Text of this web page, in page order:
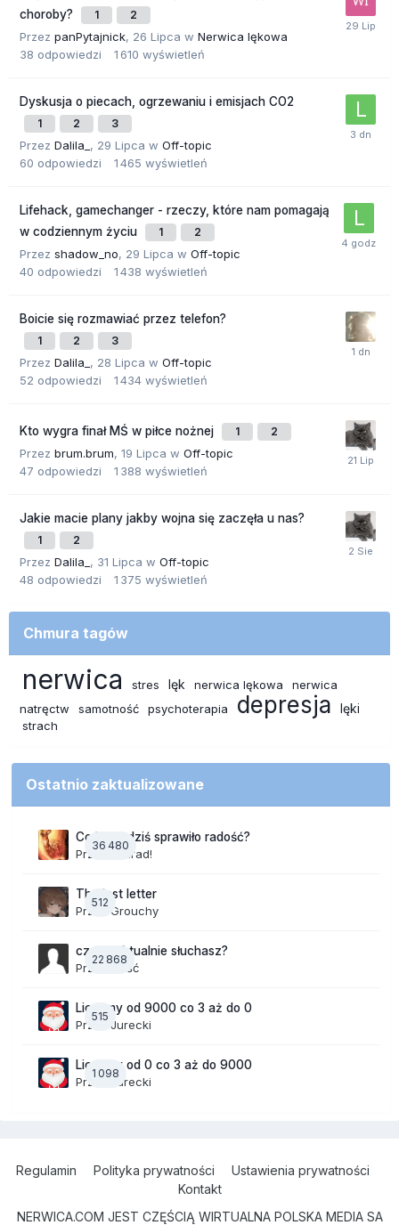
choroby?
1 2
Przez panPytajnick, 26 Lipca w Nerwica lękowa
38 odpowiedzi 1 610 wyświetleń
Dyskusja o piecach, ogrzewaniu i emisjach CO2
1 2 3
Przez Dalila_ , 29 Lipca w Off-topic
60 odpowiedzi 1 465 wyświetleń
Lifehack, gamechanger - rzeczy, które nam pomagają
w codziennym życiu
1 2
Przez shadow_no, 29 Lipca w Off-topic
40 odpowiedzi 1 438 wyświetleń
Boicie się rozmawiać przez telefon?
1 2 3
Przez Dalila_ , 28 Lipca w Off-topic
52 odpowiedzi 1 434 wyświetleń
Kto wygra finał MŚ w piłce nożnej 1 2
Przez brum.brum, 19 Lipca w Off-topic
47 odpowiedzi 1 388 wyświetleń
Jakie macie plany jakby wojna się zaczęła u nas?
1 2
Przez Dalila_ , 31 Lipca w Off-topic
48 odpowiedzi 1 375 wyświetleń
Chmura tagów
nerwica stres lęk nerwica lękowa
nerwica
natręctw
samotność psychoterapia depresja lęki
strach
Ostatnio zaktualizowane
36 480
Co Wam dziś sprawiło radość?
Przez Konrad!
512
The last letter
Przez Grouchy
22 868
czego aktualnie słuchasz?
Przez Gość
515
Liczymy od 9000 co 3 aż do 0
Przez Jurecki
1 098
Liczymy od 0 co 3 aż do 9000
PrzezJurecki
Regulamin Polityka prywatności
Ustawienia prywatności
Kontakt
NERWICA.COM JEST CZĘŚCIĄ WIRTUALNA POLSKA MEDIA SA